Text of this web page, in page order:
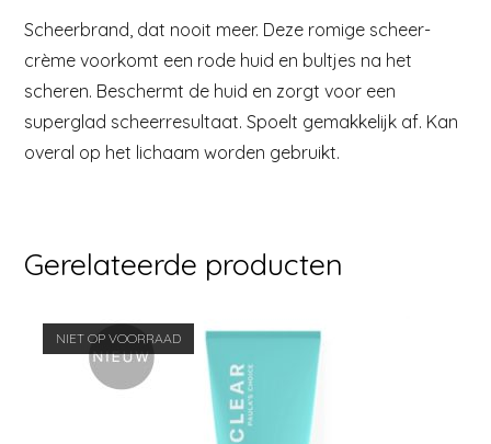
Scheerbrand, dat nooit meer. Deze romige scheer­
crème voorkomt een rode huid en bultjes na het
scheren. Beschermt de huid en zorgt voor een
superglad scheerresultaat. Spoelt gemak­kelijk af. Kan
overal op het lichaam worden gebruikt.
Gerelateerde producten
NIET OP VOORRAAD